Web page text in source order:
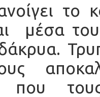
το
μέσα
που